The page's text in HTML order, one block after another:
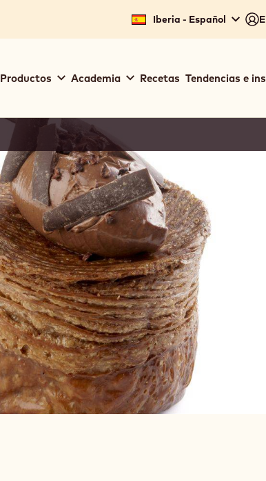
Iberia - Español
navigation
Productos Academia Recetas Tendencias e